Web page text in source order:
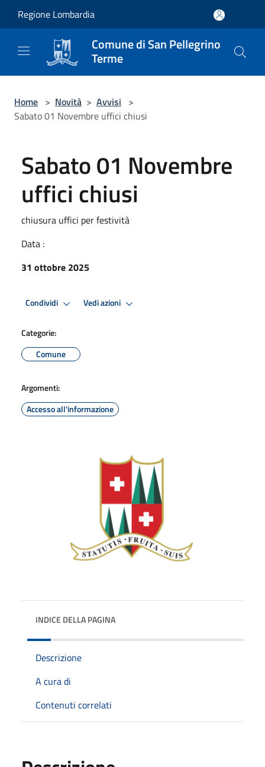
Regione Lombardia
Comune di San Pellegrino
Terme
Home > Novità > Avvisi >
Sabato 01 Novembre uffici chiusi
Sabato 01 Novembre
uffici chiusi
chiusura uffici per festività
Data :
31 ottobre 2025
Condividi Vedi azioni
Categorie:
Comune
Argomenti:
Accesso all'informazione
INDICE DELLA PAGINA
Descrizione
A cura di
Contenuti correlati